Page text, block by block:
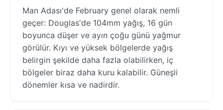
Man Adası'de February genel olarak nemli
geçer: Douglas'de 104mm yağış, 16 gün
boyunca düşer ve ayın çoğu günü yağmur
görülür. Kıyı ve yüksek bölgelerde yağış
belirgin şekilde daha fazla olabilirken, iç
bölgeler biraz daha kuru kalabilir. Güneşli
dönemler kısa ve nadirdir.